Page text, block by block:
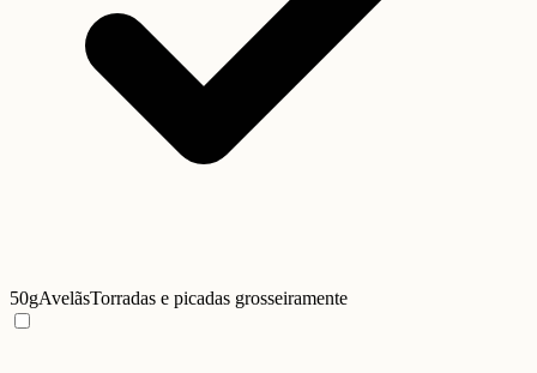
50gAvelãsTorradas e picadas grosseiramente